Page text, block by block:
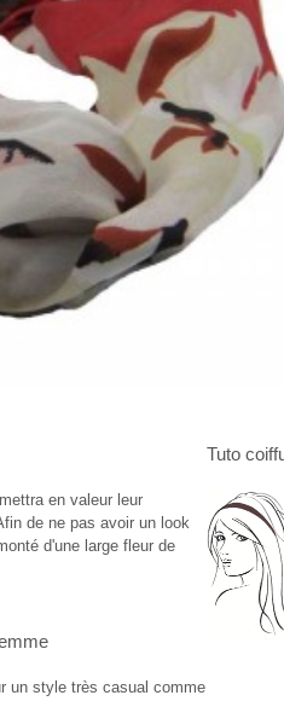
en valeur leur
de ne pas avoir un look
d'une large fleur de
un style très casual comme
Tuto